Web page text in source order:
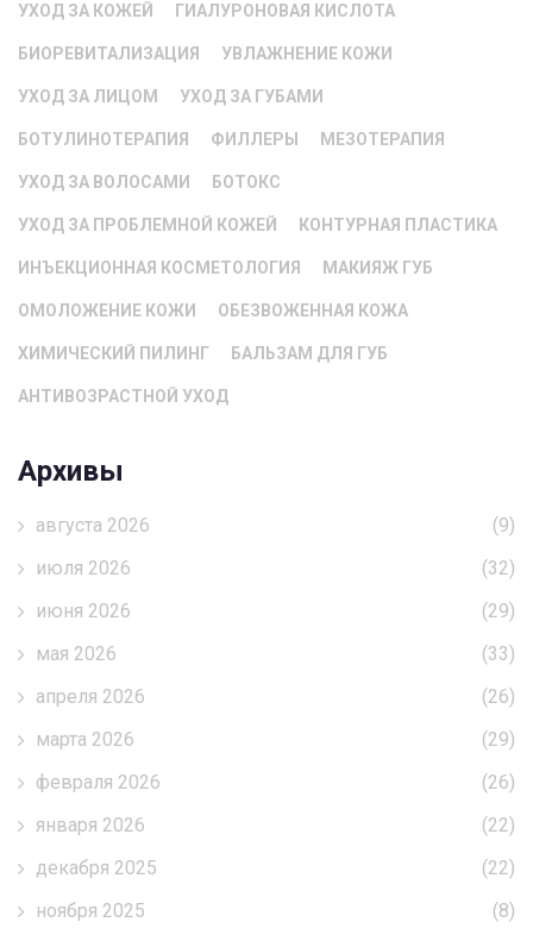
УХОД ЗА КОЖЕЙ ГИАЛУРОНОВАЯ КИСЛОТА
БИОРЕВИТАЛИЗАЦИЯ УВЛАЖНЕНИЕ КОЖИ
УХОД ЗА ЛИЦОМ УХОД ЗА ГУБАМИ
БОТУЛИНОТЕРАПИЯ ФИЛЛЕРЫ МЕЗОТЕРАПИЯ
УХОД ЗА ВОЛОСАМИ БОТОКС
УХОД ЗА ПРОБЛЕМНОЙ КОЖЕЙ КОНТУРНАЯ ПЛАСТИКА
ИНЪЕКЦИОННАЯ КОСМЕТОЛОГИЯ МАКИЯЖ ГУБ
ОМОЛОЖЕНИЕ КОЖИ ОБЕЗВОЖЕННАЯ КОЖА
ХИМИЧЕСКИЙ ПИЛИНГ БАЛЬЗАМ ДЛЯ ГУБ
АНТИВОЗРАСТНОЙ УХОД
Архивы
августа 2026
(9)
июля 2026
(32)
июня 2026
(29)
мая 2026
(33)
апреля 2026
(26)
марта 2026
(29)
февраля 2026
(26)
января 2026
(22)
декабря 2025
(22)
ноября 2025
(8)